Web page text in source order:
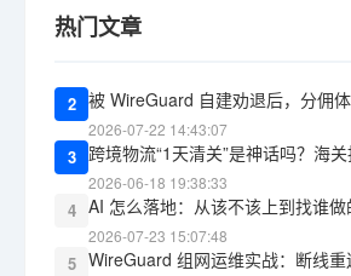
热门文章
2 被 WireGuard 自建劝退后，分佣
2026-07-22 14:43:07
3
2026-06-18 19:38:33
4
2026-07-23 15:07:48
5